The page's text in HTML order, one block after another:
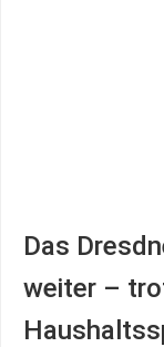
Das
weiter –